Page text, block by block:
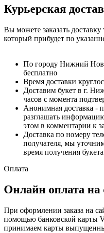
Курьерская
Вы можете заказать
который прибудет по
По городу Нижний
бесплатно
Время доставки
Доставим букет в г.
часов с момента
Анонимная доставка -
разглашать
этом в комментарии к
Доставка по номеру
получателя, мы
время получения
Оплата
Онлайн оплата на
При оформлении заказа на
помощью банковской карты
принимаем карты